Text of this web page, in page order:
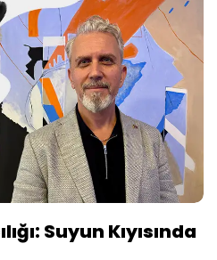
Suyun Kıyısında